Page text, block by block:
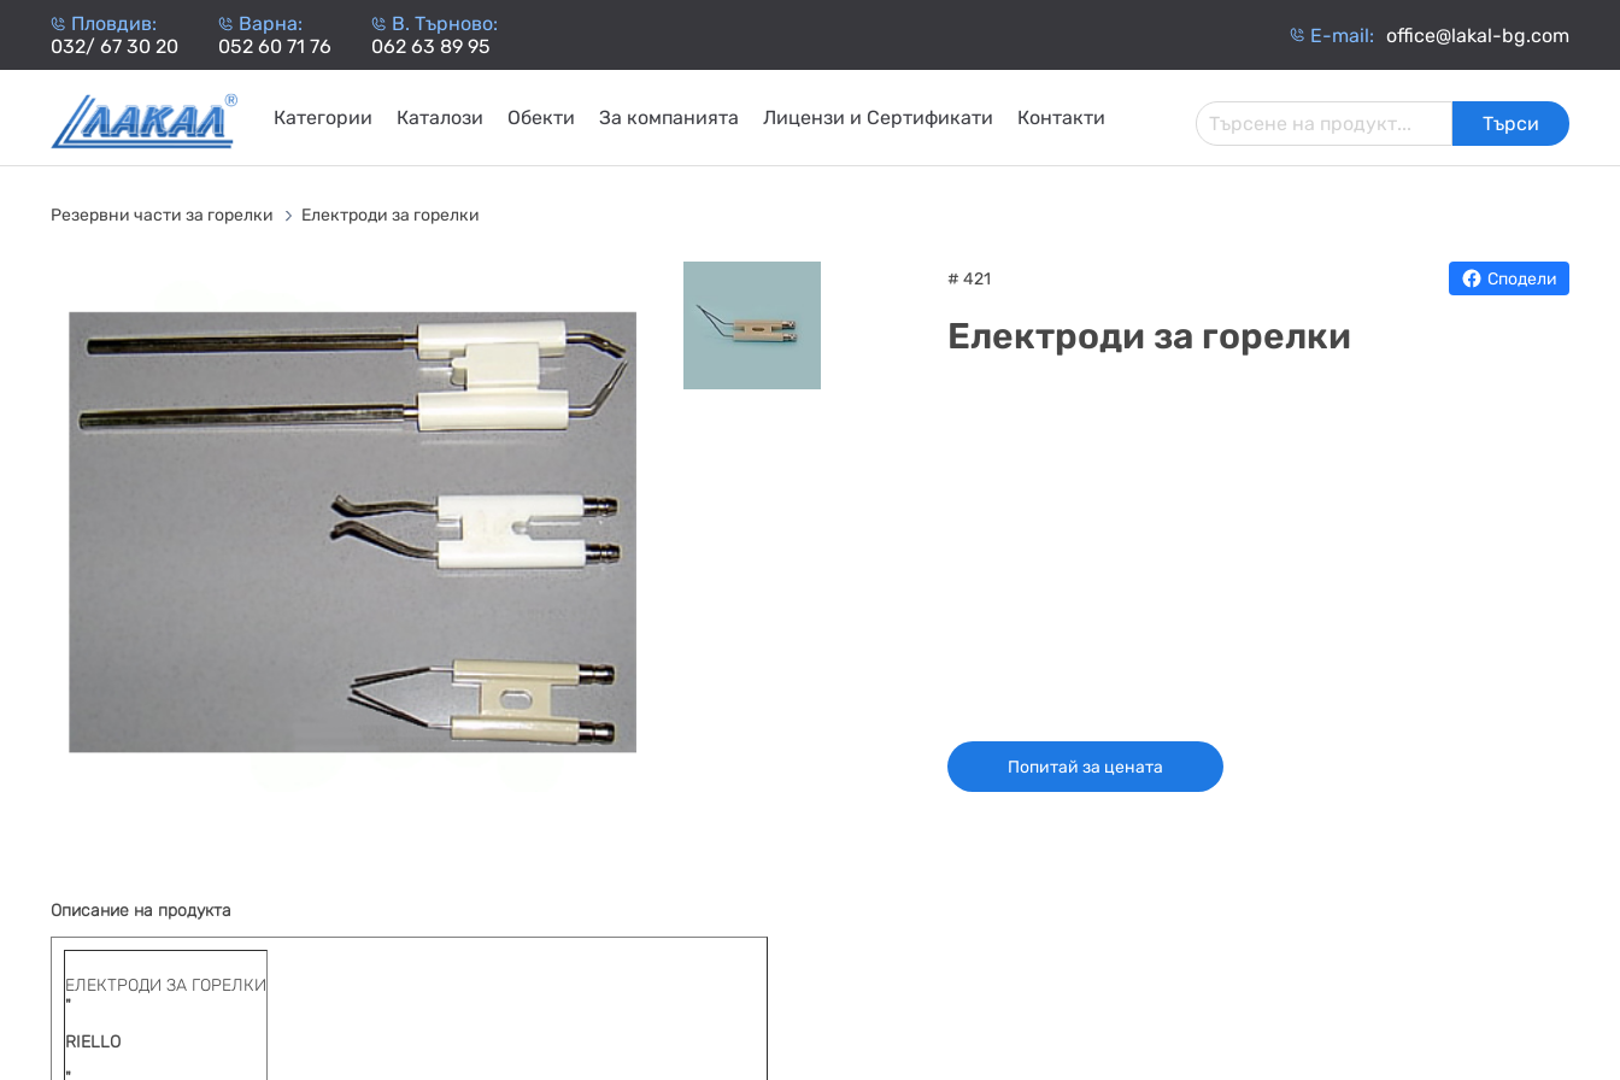
Пловдив:
032/ 67 30 20
Варна:
052 60 71 76
В. Търново:
062 63 89 95
Е-mail: office@lakal-bg.com
Категории
НА
НА
КОТЛИ
НА
ТЕРМОПОМПИ
Каталози Обекти За компанията Лицензи и Сертификати Контакти Търси
Резервни части за горелки Електроди за горелки
# 421 Сподели
Електроди за горелки
Попитай за цената
Описание на продукта
ЕЛЕКТРОДИ ЗА ГОРЕЛКИ
"
RIELLO